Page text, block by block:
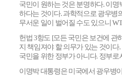
국민이 원하는 것은 분명하다.이명
하다는 것이다.과학적으로 광우병
무서운 일이 벌어질 수도 있으니
헌법3항도 [모든 국민은 보건에 관
지 책임져야 할 의무가 있는 것이다.
국민을 위한 정부가 아니다. 정부로
이명박 대통령은 미국에서 광우병